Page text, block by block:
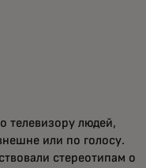
телевизору людей,
или по голосу.
стереотипам о